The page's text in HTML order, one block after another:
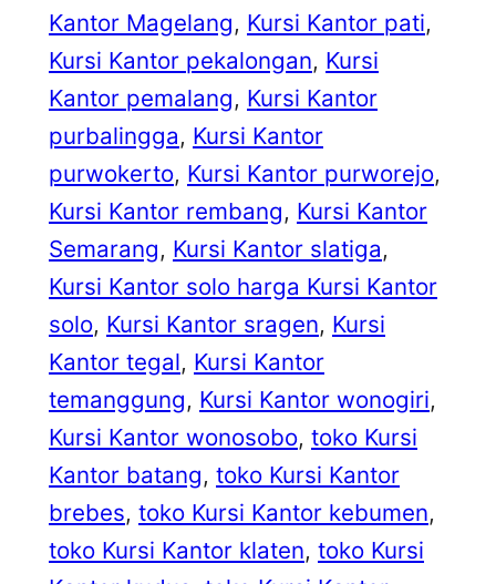
Kantor Magelang, Kursi Kantor pati
Kursi Kantor pekalongan, Kursi
Kantor pemalang, Kursi Kantor
purbalingga, Kursi Kantor
purwokerto, Kursi Kantor purworejo
Kursi Kantor rembang, Kursi Kantor
Semarang, Kursi Kantor slatiga
Kursi Kantor solo harga Kursi Kantor
solo, Kursi Kantor sragen, Kursi
Kantor tegal, Kursi Kantor
temanggung, Kursi Kantor wonogiri
Kursi Kantor wonosobo, toko Kursi
Kantor batang, toko Kursi Kantor
brebes, toko Kursi Kantor kebumen
toko Kursi Kantor klaten, toko Kursi